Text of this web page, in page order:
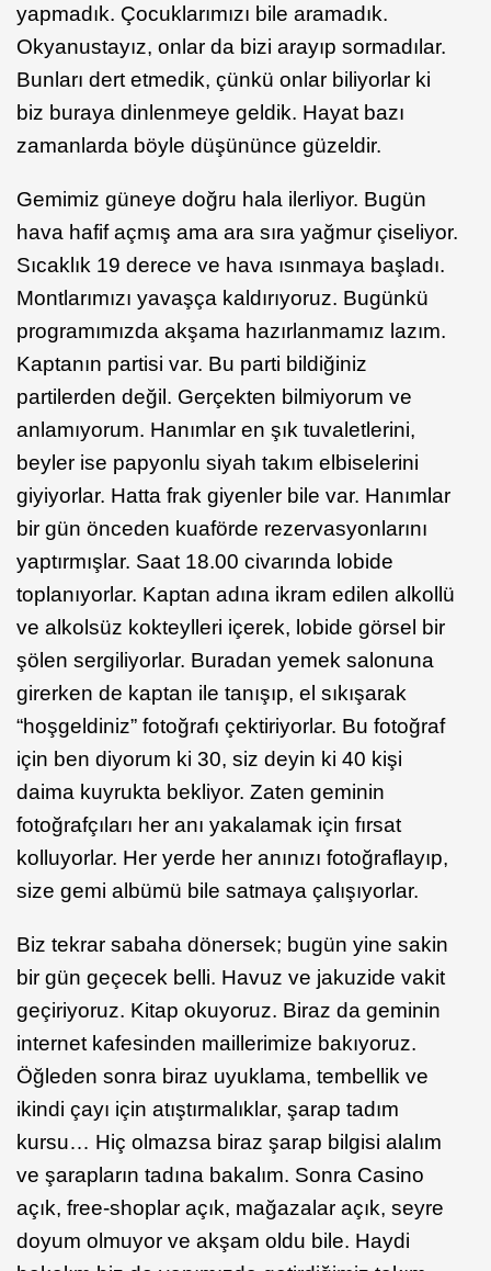
yapmadık. Çocuklarımızı bile aramadık.
Okyanustayız, onlar da bizi arayıp sormadılar.
Bunları dert etmedik, çünkü onlar biliyorlar ki
biz buraya dinlenmeye geldik. Hayat bazı
zamanlarda böyle düşününce güzeldir.
Gemimiz güneye doğru hala ilerliyor. Bugün
hava hafif açmış ama ara sıra yağmur çiseliyor.
Sıcaklık 19 derece ve hava ısınmaya başladı.
Montlarımızı yavaşça kaldırıyoruz. Bugünkü
programımızda akşama hazırlanmamız lazım.
Kaptanın partisi var. Bu parti bildiğiniz
partilerden değil. Gerçekten bilmiyorum ve
anlamıyorum. Hanımlar en şık tuvaletlerini,
beyler ise papyonlu siyah takım elbiselerini
giyiyorlar. Hatta frak giyenler bile var. Hanımlar
bir gün önceden kuaförde rezervasyonlarını
yaptırmışlar. Saat 18.00 civarında lobide
toplanıyorlar. Kaptan adına ikram edilen alkollü
ve alkolsüz kokteylleri içerek, lobide görsel bir
şölen sergiliyorlar. Buradan yemek salonuna
girerken de kaptan ile tanışıp, el sıkışarak
“hoşgeldiniz” fotoğrafı çektiriyorlar. Bu fotoğraf
için ben diyorum ki 30, siz deyin ki 40 kişi
daima kuyrukta bekliyor. Zaten geminin
fotoğrafçıları her anı yakalamak için fırsat
kolluyorlar. Her yerde her anınızı fotoğraflayıp,
size gemi albümü bile satmaya çalışıyorlar.
Biz tekrar sabaha dönersek; bugün yine sakin
bir gün geçecek belli. Havuz ve jakuzide vakit
geçiriyoruz. Kitap okuyoruz. Biraz da geminin
internet kafesinden maillerimize bakıyoruz.
Öğleden sonra biraz uyuklama, tembellik ve
ikindi çayı için atıştırmalıklar, şarap tadım
kursu… Hiç olmazsa biraz şarap bilgisi alalım
ve şarapların tadına bakalım. Sonra Casino
açık, free-shoplar açık, mağazalar açık, seyre
doyum olmuyor ve akşam oldu bile. Haydi